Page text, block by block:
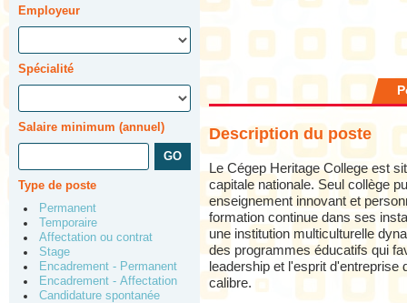
Employeur
Spécialité
Salaire minimum (annuel)
Type de poste
Permanent
Temporaire
Affectation ou contrat
Stage
Encadrement - Permanent
Encadrement - Affectation
Candidature spontanée
Description du poste
Le Cégep Heritage College est
capitale nationale. Seul collège
enseignement innovant et
formation continue dans ses
une institution multiculturelle
des programmes éducatifs qui
leadership et l'esprit
calibre.